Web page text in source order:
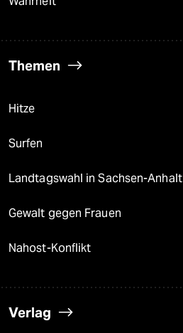
Themen
Hitze
Surfen
Landtagswahl in Sachsen-Anhalt
Gewalt gegen Frauen
Nahost-Konflikt
Verlag